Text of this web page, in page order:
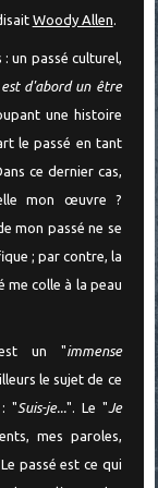
Woody Allen
un passé culturel,
d'abord un être
une histoire
le passé en tant
ce dernier cas,
mon œuvre ?
mon passé ne se
; par contre, la
me colle à la peau
un "immense
le sujet de ce
" Suis-je... ". Le " Je
mes paroles,
passé est ce qui